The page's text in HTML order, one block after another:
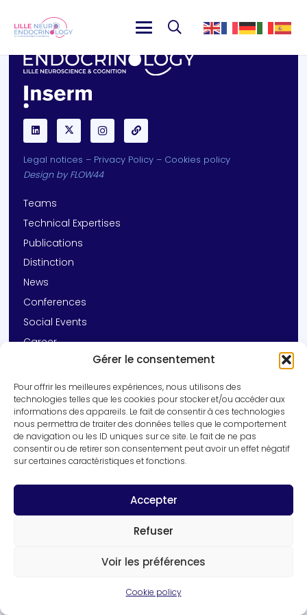
Gérer le consentement
Pour offrir les meilleures expériences, nous utilisons des
technologies telles que les cookies pour stocker et/ou accéder aux
informations des appareils. Le fait de consentir à ces technologies
nous permettra de traiter des données telles que le comportement
de navigation ou les ID uniques sur ce site. Le fait de ne pas
consentir ou de retirer son consentement peut avoir un effet négatif
sur certaines caractéristiques et fonctions.
Accepter
Refuser
Voir les préférences
Cookie policy
Legal notices – Privacy Policy – Cookies policy
Design byFLOW44
Teams
Technical Expertises
Publications
Distinction
News
Conferences
Social Events
Career
Get In Touch
+33 (0)3 20 16 92 14
vincent.prevot@inserm.fr
Inserm UMR-S 1172 | University of Lille
1 rue Michel Polowski, 59045 Lille cedex